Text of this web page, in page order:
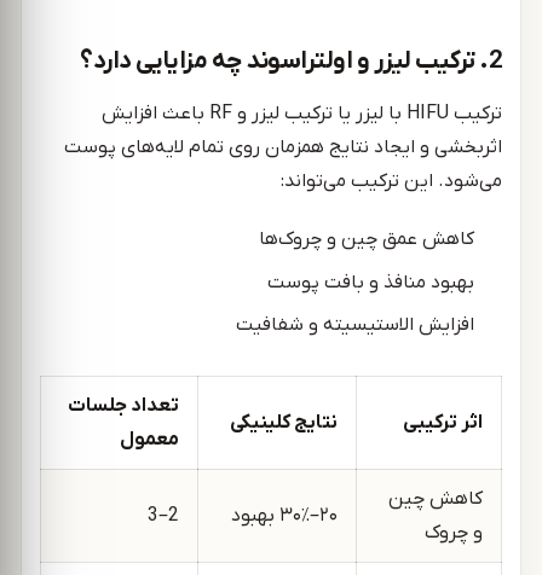
2. ترکیب لیزر و اولتراسوند چه مزایایی دارد؟
ترکیب HIFU با لیزر یا ترکیب لیزر و RF باعث افزایش
اثربخشی و ایجاد نتایج همزمان روی تمام لایه‌های پوست
می‌شود. این ترکیب می‌تواند:
کاهش عمق چین و چروک‌ها
بهبود منافذ و بافت پوست
افزایش الاستیسیته و شفافیت
اثر ترکیبی نتایج کلینیکی
تعداد جلسات
معمول
کاهش چین
و چروک
۲۰–۳۰٪ بهبود 2–3